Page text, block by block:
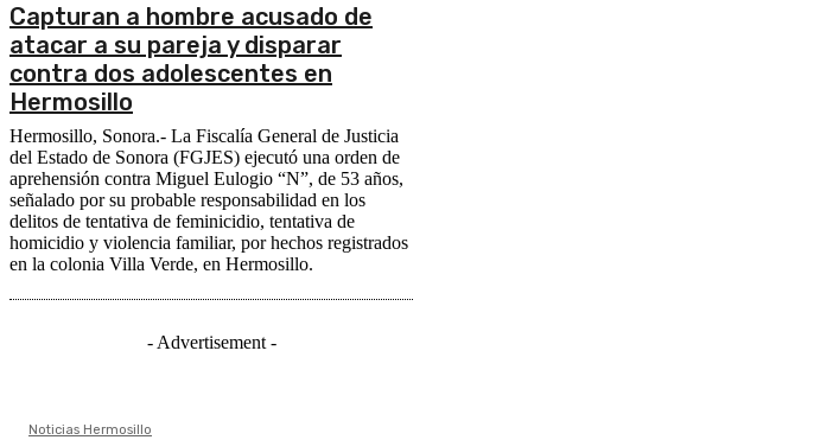
Capturan a hombre acusado de
atacar a su pareja y disparar
contra dos adolescentes en
Hermosillo
Hermosillo, Sonora.- La Fiscalía General de Justicia
del Estado de Sonora (FGJES) ejecutó una orden de
aprehensión contra Miguel Eulogio “N”, de 53 años,
señalado por su probable responsabilidad en los
delitos de tentativa de feminicidio, tentativa de
homicidio y violencia familiar, por hechos registrados
en la colonia Villa Verde, en Hermosillo.
- Advertisement -
Noticias Hermosillo